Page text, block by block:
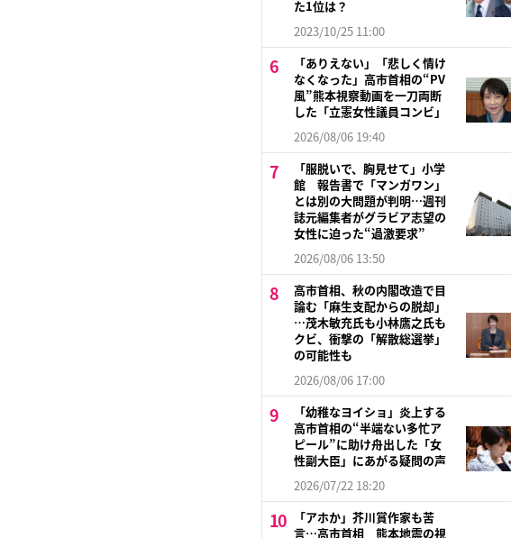
た1位は？
2023/10/25 11:00
「ありえない」「悲しく情け
なくなった」高市首相の“PV
風”熊本視察動画を一刀両断
した「立憲女性議員コンビ」
2026/08/06 19:40
「服脱いで、胸見せて」小学
館 報告書で「マンガワン」
とは別の大問題が判明…週刊
誌元編集者がグラビア志望の
女性に迫った“過激要求”
2026/08/06 13:50
高市首相、秋の内閣改造で目
論む「麻生支配からの脱却」
…茂木敏充氏も小林鷹之氏も
クビ、衝撃の「解散総選挙」
の可能性も
2026/08/06 17:00
「幼稚なヨイショ」炎上する
高市首相の“半端ない多忙ア
ピール”に助け舟出した「女
性副大臣」にあがる疑問の声
2026/07/22 18:20
「アホか」芥川賞作家も苦
言…高市首相 熊本地震の視